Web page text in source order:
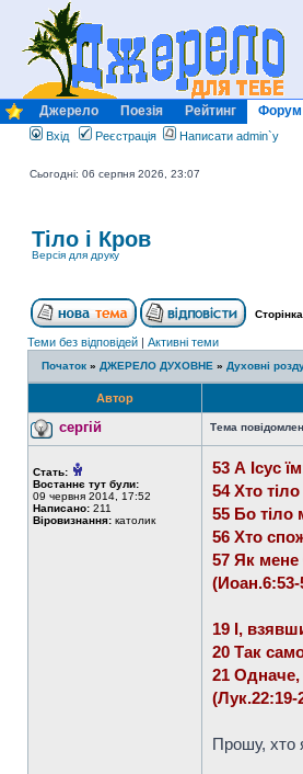
Джерело Поезія Рейтинг Форум
Вхід Реєстрація Написати admin`у
Сьогодні: 06 серпня 2026, 23:07
Тіло і Кров
Версія для друку
Сторінка
Теми без відповідей | Активні теми
Початок » ДЖЕРЕЛО ДУХОВНЕ » Духовні
Автор
сергій Тема
Стать:
Востаннє тут були:
09 червня 2014, 17:52
Написано: 211
Віровизнання: католик
53 А Ісус
54 Хто
55 Бо тіло
56 Хто
57 Як мене
(Иоан.6:53-
19 І,
20 Так
21 Одначе,
(Лук.22:19-
Прошу, хто